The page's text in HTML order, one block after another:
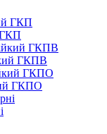
ГКП
ГКПВ
ГКПО